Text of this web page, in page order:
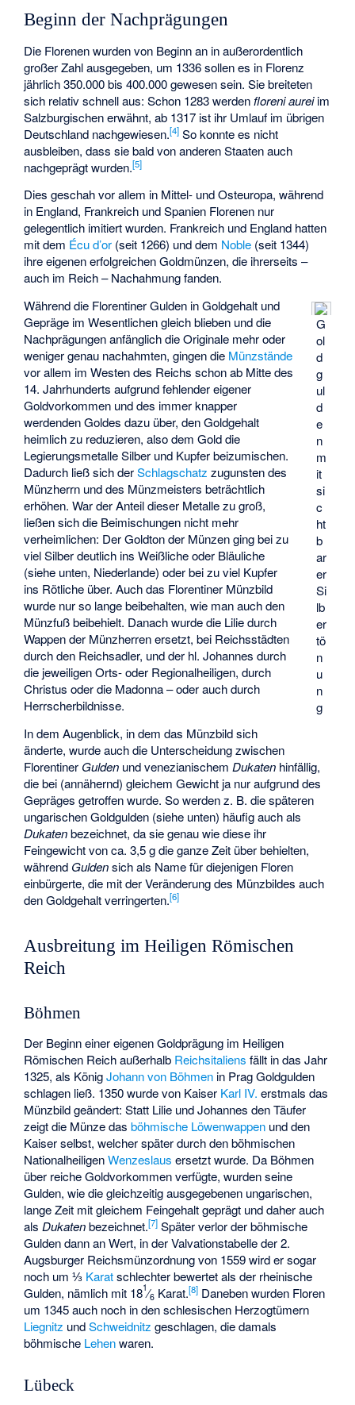
Beginn der Nachprägungen
Die Florenen wurden von Beginn an in außerordentlich
großer Zahl ausgegeben, um 1336 sollen es in Florenz
jährlich 350.000 bis 400.000 gewesen sein. Sie breiteten
sich relativ schnell aus: Schon 1283 werdenfloreni aureiim
Salzburgischen erwähnt, ab 1317 ist ihr Umlauf im übrigen
Deutschland nachgewiesen.[4] So konnte es nicht
ausbleiben, dass sie bald von anderen Staaten auch
nachgeprägt wurden.[5]
Dies geschah vor allem in Mittel- und Osteuropa, während
in England, Frankreich und Spanien Florenen nur
gelegentlich imitiert wurden. Frankreich und England hatten
mit dem Écu d’or (seit 1266) und dem Noble (seit 1344)
ihre eigenen erfolgreichen Goldmünzen, die ihrerseits –
auch im Reich – Nachahmung fanden.
G
ol
d
g
ul
d
e
n
m
it
si
c
ht
b
ar
er
Si
lb
er
tö
n
u
n
g
Während die Florentiner Gulden in Goldgehalt und
Gepräge im Wesentlichen gleich blieben und die
Nachprägungen anfänglich die Originale mehr oder
weniger genau nachahmten, gingen die Münzstände
vor allem im Westen des Reichs schon ab Mitte des
14. Jahrhunderts aufgrund fehlender eigener
Goldvorkommen und des immer knapper
werdenden Goldes dazu über, den Goldgehalt
heimlich zu reduzieren, also dem Gold die
Legierungsmetalle Silber und Kupfer beizumischen.
Dadurch ließ sich derSchlagschatz zugunsten des
Münzherrn und des Münzmeisters beträchtlich
erhöhen. War der Anteil dieser Metalle zu groß,
ließen sich die Beimischungen nicht mehr
verheimlichen: Der Goldton der Münzen ging bei zu
viel Silber deutlich ins Weißliche oder Bläuliche
(siehe unten, Niederlande) oder bei zu viel Kupfer
ins Rötliche über. Auch das Florentiner Münzbild
wurde nur so lange beibehalten, wie man auch den
Münzfuß beibehielt. Danach wurde die Lilie durch
Wappen der Münzherren ersetzt, bei Reichsstädten
durch den Reichsadler, und der hl. Johannes durch
die jeweiligen Orts- oder Regionalheiligen, durch
Christus oder die Madonna – oder auch durch
Herrscherbildnisse.
In dem Augenblick, in dem das Münzbild sich
änderte, wurde auch die Unterscheidung zwischen
Florentiner Gulden und venezianischemDukaten hinfällig,
die bei (annähernd) gleichem Gewicht ja nur aufgrund des
Gepräges getroffen wurde. So werden z. B. die späteren
ungarischen Goldgulden (siehe unten) häufig auch als
Dukatenbezeichnet, da sie genau wie diese ihr
Feingewicht von ca. 3,5 g die ganze Zeit über behielten,
während Guldensich als Name für diejenigen Floren
einbürgerte, die mit der Veränderung des Münzbildes auch
den Goldgehalt verringerten.[6]
Ausbreitung im Heiligen Römischen
Reich
Böhmen
Der Beginn einer eigenen Goldprägung im Heiligen
Römischen Reich außerhalb Reichsitaliens fällt in das Jahr
1325, als KönigJohann von Böhmen in Prag Goldgulden
schlagen ließ. 1350 wurde von Kaiser Karl IV. erstmals das
Münzbild geändert: Statt Lilie und Johannes den Täufer
zeigt die Münze dasböhmische Löwenwappen und den
Kaiser selbst, welcher später durch den böhmischen
NationalheiligenWenzeslaus ersetzt wurde. Da Böhmen
über reiche Goldvorkommen verfügte, wurden seine
Gulden, wie die gleichzeitig ausgegebenen ungarischen,
lange Zeit mit gleichem Feingehalt geprägt und daher auch
alsDukatenbezeichnet.[7] Später verlor der böhmische
Gulden dann an Wert, in der Valvationstabelle der 2.
Augsburger Reichsmünzordnung von 1559 wird er sogar
noch um ⅓ Karatschlechter bewertet als der rheinische
Gulden, nämlich mit 181⁄6 Karat.[8] Daneben wurden Floren
um 1345 auch noch in den schlesischen Herzogtümern
Liegnitz undSchweidnitz geschlagen, die damals
böhmische Lehenwaren.
Lübeck